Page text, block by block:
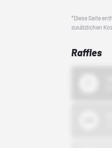
*Diese Seite
zusätzlichen
Raffles